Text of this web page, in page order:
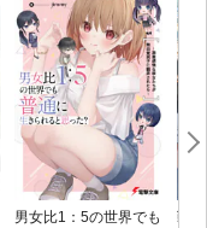
男女比1：5の世界でも
戦